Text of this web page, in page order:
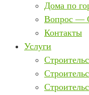
Дома по
Вопрос —
Контакты
Услуги